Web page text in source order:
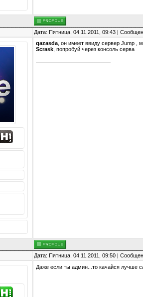
Дата: Пятница, 04.11.2011, 09:43 |
qazasda , он имеет ввиду сервер Jump ,
Scrask , попробуй через консоль серва
Дата: Пятница, 04.11.2011, 09:50 |
Даже если ты админ...то качайся лучше